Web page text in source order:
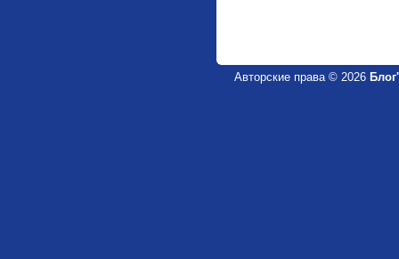
Авторские права © 2026